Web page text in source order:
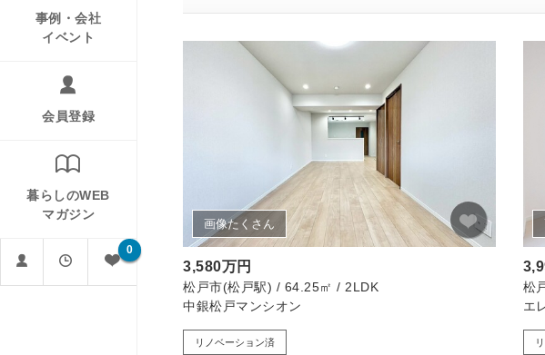
事例・会社
イベント
会員登録
暮らしのWEB
マガジン
0
画像たくさん
3,580万円
松戸市(松戸駅) / 64.25㎡ / 2LDK
中銀松戸マンシオン
リノベーション済
松
エ